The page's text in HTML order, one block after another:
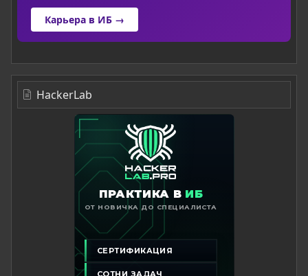
Карьера в ИБ →
HackerLab